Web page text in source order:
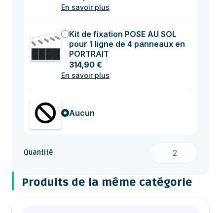
En savoir plus
Kit de fixation POSE AU SOL
pour 1 ligne de 4 panneaux en
PORTRAIT
314,90 €
En savoir plus
Aucun
Quantité
Produits de la même catégorie